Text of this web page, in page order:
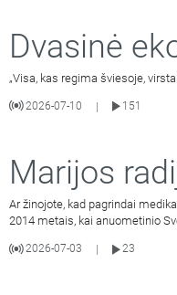
Dvasinė
„Visa, kas regima šviesoje,
2026-07-10 |
151
Marijos
Ar žinojote, kad pagrindai
2014 metais, kai anuometinio
2026-07-03
23